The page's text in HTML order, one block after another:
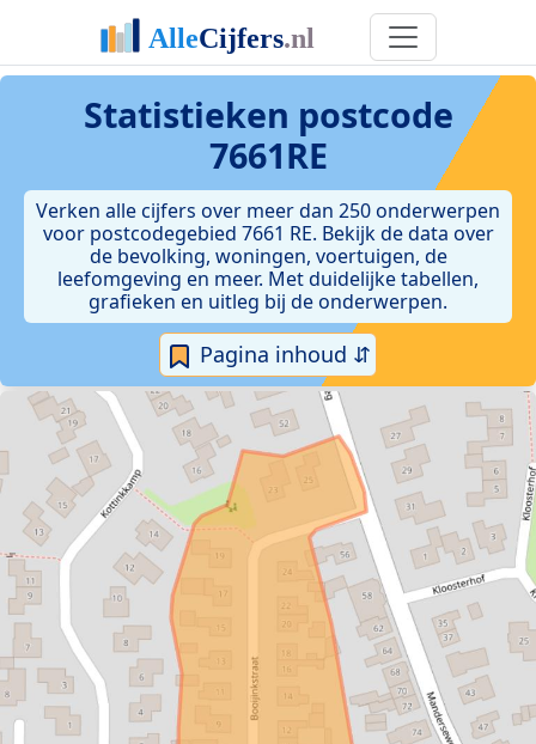
Statistieken postcode
7661RE
Verken alle cijfers over meer dan 250 onderwerpen
voor postcodegebied 7661 RE. Bekijk de data over
de bevolking, woningen, voertuigen, de
leefomgeving en meer. Met duidelijke tabellen,
grafieken en uitleg bij de onderwerpen.
Pagina inhoud ⇵